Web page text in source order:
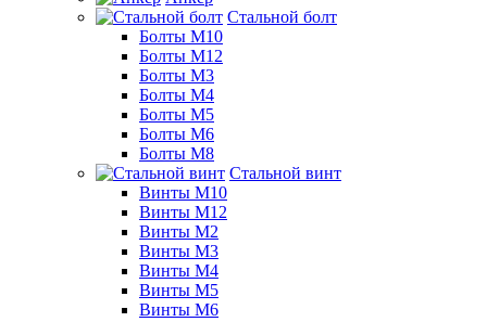
Стальной болт
Болты М10
Болты М12
Болты М3
Болты М4
Болты М5
Болты М6
Болты М8
Стальной винт
Винты М10
Винты М12
Винты М2
Винты М3
Винты М4
Винты М5
Винты М6